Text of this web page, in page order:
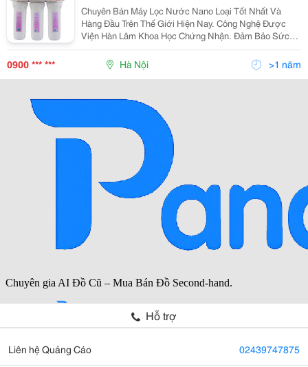
Chuyên Bán Máy Lọc Nước Nano Loại Tốt Nhất Và
Hàng Đầu Trên Thế Giới Hiện Nay. Công Nghệ Được
Viện Hàn Lâm Khoa Học Chứng Nhận. Đảm Bảo Sức
Khỏe, Nước Sạch,Khử Toàn Bộ Vi Khuẩn,Vi Rút ,Kim
Loại Nặng Có Trong Nước Fe,Mg.v.v..,Hãy Đến Với
Chúng Tôi. Để
0900 *** *** Hà Nội >1 năm
Hỗ trợ
Liên hệ Quảng Cáo 02439747875